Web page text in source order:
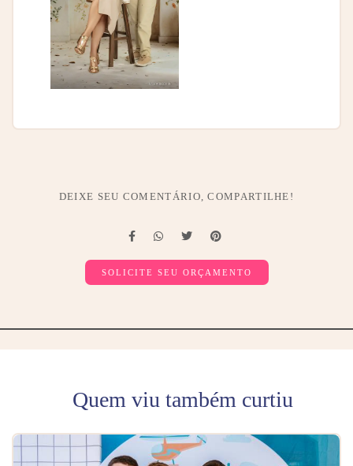
DEIXE SEU COMENTÁRIO, COMPARTILHE!
SOLICITE SEU ORÇAMENTO
Quem viu também curtiu